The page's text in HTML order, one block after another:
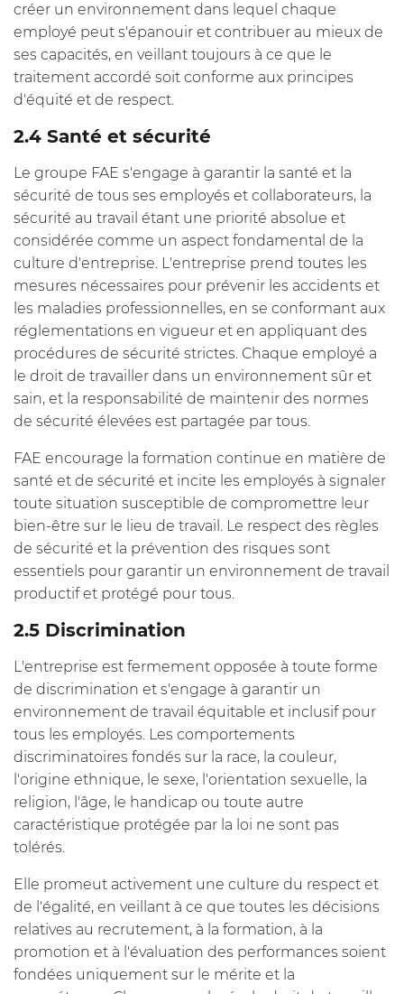
créer un environnement dans lequel chaque
employé peut s'épanouir et contribuer au mieux de
ses capacités, en veillant toujours à ce que le
traitement accordé soit conforme aux principes
d'équité et de respect.
2.4 Santé et sécurité
Le groupe FAE s'engage à garantir la santé et la
sécurité de tous ses employés et collaborateurs, la
sécurité au travail étant une priorité absolue et
considérée comme un aspect fondamental de la
culture d'entreprise. L'entreprise prend toutes les
mesures nécessaires pour prévenir les accidents et
les maladies professionnelles, en se conformant aux
réglementations en vigueur et en appliquant des
procédures de sécurité strictes. Chaque employé a
le droit de travailler dans un environnement sûr et
sain, et la responsabilité de maintenir des normes
de sécurité élevées est partagée par tous.
FAE encourage la formation continue en matière de
santé et de sécurité et incite les employés à signaler
toute situation susceptible de compromettre leur
bien-être sur le lieu de travail. Le respect des règles
de sécurité et la prévention des risques sont
essentiels pour garantir un environnement de travail
productif et protégé pour tous.
2.5 Discrimination
L'entreprise est fermement opposée à toute forme
de discrimination et s'engage à garantir un
environnement de travail équitable et inclusif pour
tous les employés. Les comportements
discriminatoires fondés sur la race, la couleur,
l'origine ethnique, le sexe, l'orientation sexuelle, la
religion, l'âge, le handicap ou toute autre
caractéristique protégée par la loi ne sont pas
tolérés.
Elle promeut activement une culture du respect et
de l'égalité, en veillant à ce que toutes les décisions
relatives au recrutement, à la formation, à la
promotion et à l'évaluation des performances soient
fondées uniquement sur le mérite et la